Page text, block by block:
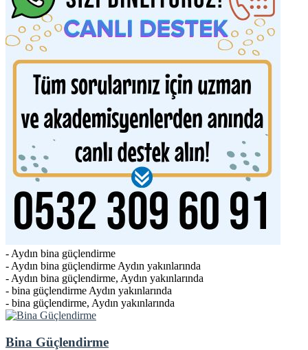
- Aydın bina güçlendirme
- Aydın bina güçlendirme Aydın yakınlarında
- Aydın bina güçlendirme, Aydın yakınlarında
- bina güçlendirme Aydın yakınlarında
- bina güçlendirme, Aydın yakınlarında
Bina Güçlendirme